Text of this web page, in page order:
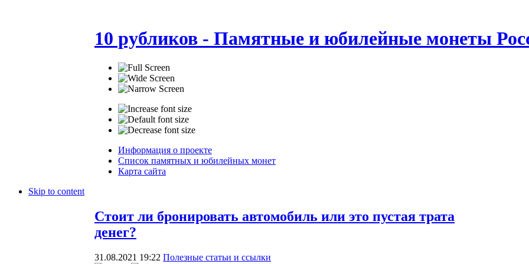
10 рубликов - Памятные и юбилейные монеты
Информация о проекте
Список памятных и юбилейных монет
Карта сайта
Skip to content
Стоит ли бронировать автомобиль или это пустая трата
денег?
31.08.2021 19:22 Полезные статьи и ссылки